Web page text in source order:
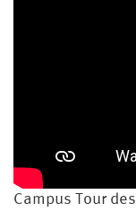
Campus Tour